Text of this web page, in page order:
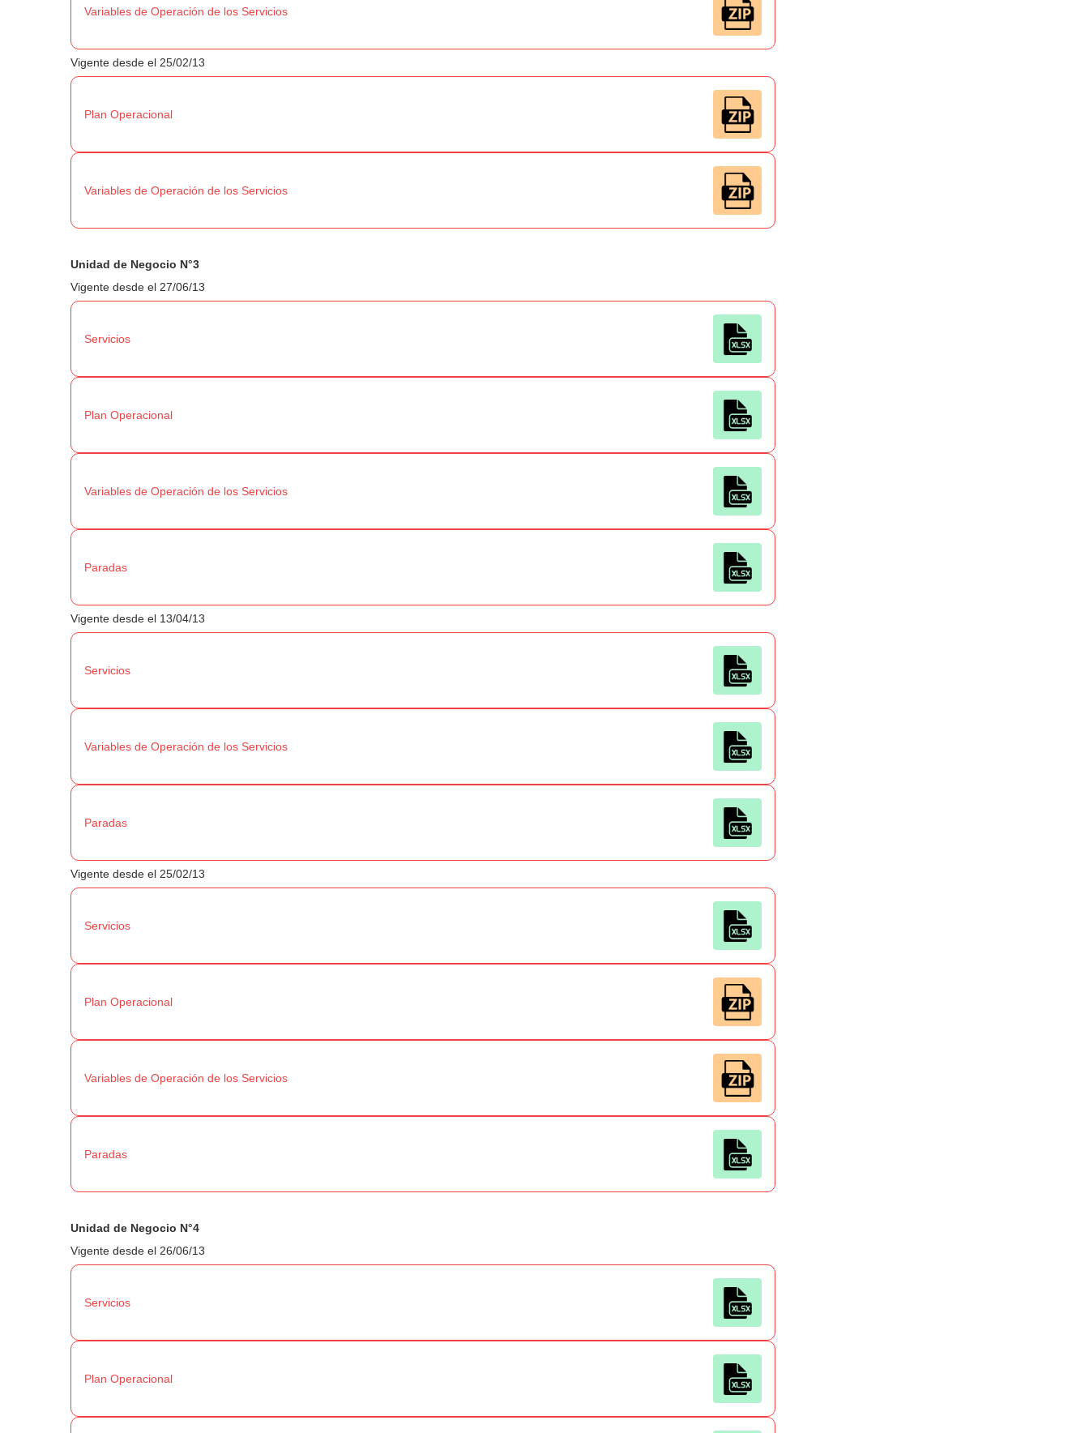
Variables de Operación de los Servicios
Vigente desde el 25/02/13
Plan Operacional
Variables de Operación de los Servicios
Unidad de Negocio N°3
Vigente desde el 27/06/13
Servicios
Plan Operacional
Variables de Operación de los Servicios
Paradas
Vigente desde el 13/04/13
Servicios
Variables de Operación de los Servicios
Paradas
Vigente desde el 25/02/13
Servicios
Plan Operacional
Variables de Operación de los Servicios
Paradas
Unidad de Negocio N°4
Vigente desde el 26/06/13
Servicios
Plan Operacional